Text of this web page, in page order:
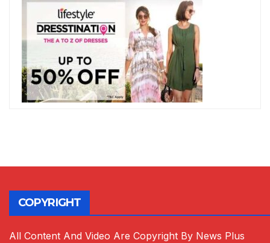
COPYRIGHT
All Content And Video Are Copyright By News Plus